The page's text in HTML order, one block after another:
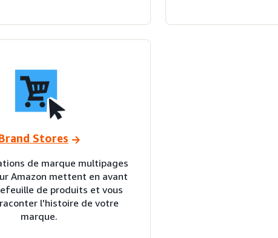
Stores
de marque multipages
Amazon mettent en avant
de produits et vous
l'histoire de votre
marque.